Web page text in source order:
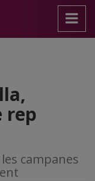
rep
campanes